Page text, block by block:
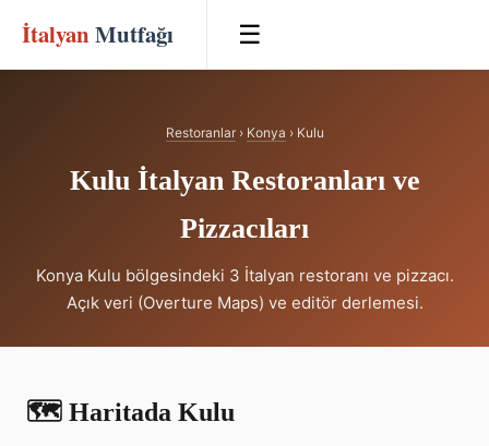
İtalyan Mutfağı ☰
Restoranlar› Konya › Kulu
Kulu İtalyan Restoranları ve
Pizzacıları
Konya Kulu bölgesindeki 3 İtalyan restoranı ve pizzacı.
Açık veri (Overture Maps) ve editör derlemesi.
🗺️ Haritada Kulu